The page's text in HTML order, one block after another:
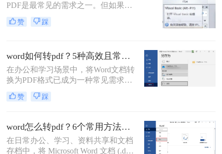
PDF是最常见的需求之一。但如果你
手头有几十个甚至上百个Word文件需
要逐一转换，手动操作无疑会消耗大
高效方法，涵盖办公软件自带功能、
专业转换工具、在线服务以及编程脚
本。每个方法都包含完整操作步骤、
实际需求选择最合适的方案。
赞 踩
word如何转pdf？5种高效且常用方法详解！
在办公和学习场景中，将Word文档转
换为PDF格式已成为一种常见需求。
PDF格式因其兼容性强、排版稳定、
安全性高等特点，能够有效避免因设
错乱问题。那么word如何转pdf呢？本
文将详细介绍5种高效且常用的Word
转PDF方法，帮助用户根据实际需求
赞 踩
word怎么转pdf？6个常用方法详解！
在日常办公、学习、资料共享和文档
存档中，将 Microsoft Word 文档 (.doc,